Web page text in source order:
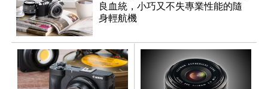
良血統，小巧又不失專業性能的隨
身輕航機